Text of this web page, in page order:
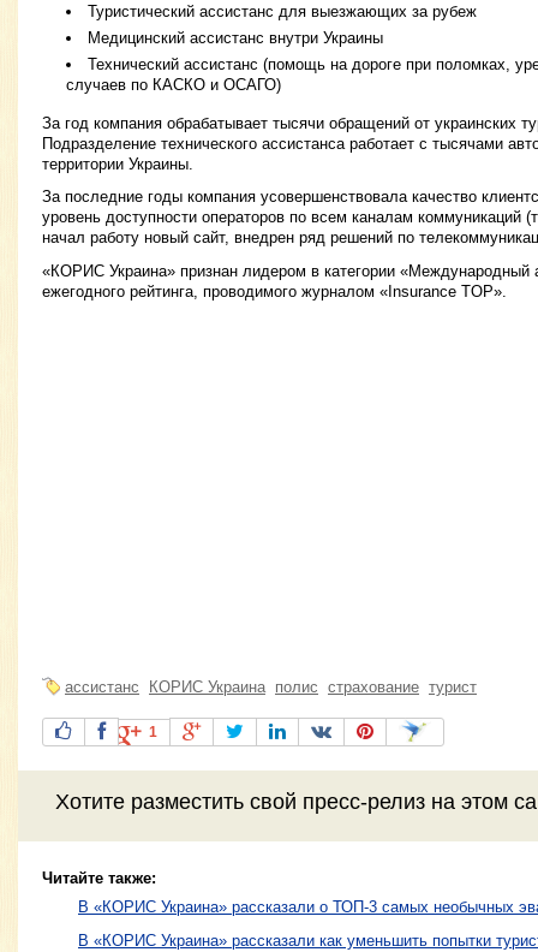
Туристический ассистанс для выезжающих за рубеж
Медицинский ассистанс внутри Украины
Технический ассистанс (помощь на дороге при поломках,
случаев по КАСКО и ОСАГО)
За год компания обрабатывает тысячи обращений от украинских
Подразделение технического ассистанса работает с тысячами
территории Украины.
За последние годы компания усовершенствовала качество
уровень доступности операторов по всем каналам коммуникаций
начал работу новый сайт, внедрен ряд решений по
«КОРИС Украина» признан лидером в категории «Международный
ежегодного рейтинга, проводимого журналом «Insurance TOP».
ассистанс КОРИС Украина полис страхование турист
1
Хотите разместить свой пресс-релиз на этом
Читайте также:
В «КОРИС Украина» рассказали о ТОП-3 самых необычных
В «КОРИС Украина» рассказали как уменьшить попытки